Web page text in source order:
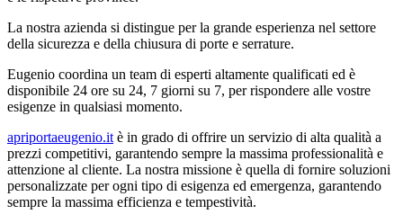
La nostra azienda si distingue per la grande esperienza nel settore
della sicurezza e della chiusura di porte e serrature.
Eugenio coordina un team di esperti altamente qualificati ed è
disponibile 24 ore su 24, 7 giorni su 7, per rispondere alle vostre
esigenze in qualsiasi momento.
apriportaeugenio.it è in grado di offrire un servizio di alta qualità a
prezzi competitivi, garantendo sempre la massima professionalità e
attenzione al cliente. La nostra missione è quella di fornire soluzioni
personalizzate per ogni tipo di esigenza ed emergenza, garantendo
sempre la massima efficienza e tempestività.